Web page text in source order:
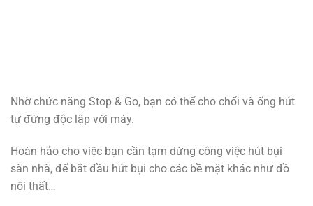
Nhờ chức năng Stop & Go, bạn có thể cho chổi và ống hút
tự đứng độc lập với máy.
Hoàn hảo cho việc bạn cần tạm dừng công việc hút bụi
sàn nhà, để bắt đầu hút bụi cho các bề mặt khác như đồ
nội thất…